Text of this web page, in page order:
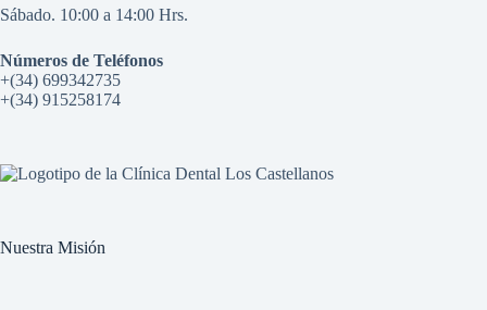
Sábado. 10:00 a 14:00 Hrs.
Números de Teléfonos
+(34) 699342735
+(34) 915258174
Nuestra Misión